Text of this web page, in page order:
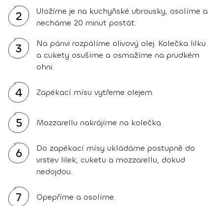
2
Uložíme je na kuchyňské ubrousky, osolíme a
necháme 20 minut postát.
3
Na pánvi rozpálíme olivový olej. Kolečka lilku
a cukety osušíme a osmažíme na prudkém
ohni.
4 Zapékací mísu vytřeme olejem.
5 Mozzarellu nakrájíme na kolečka.
6
Do zapékací mísy ukládáme postupně do
vrstev lilek, cuketu a mozzarellu, dokud
nedojdou.
7 Opepříme a osolíme.